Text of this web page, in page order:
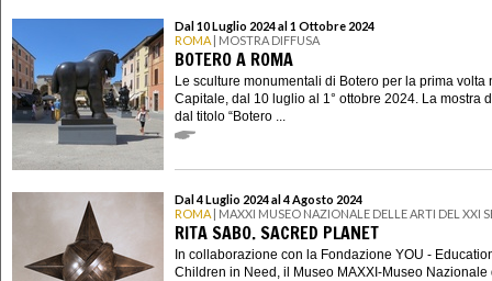
Dal 10 Luglio 2024 al 1 Ottobre 2024
ROMA | MOSTRA DIFFUSA
BOTERO A ROMA
Le sculture monumentali di Botero per la prima volta
Capitale, dal 10 luglio al 1° ottobre 2024. La mostra
dal titolo “Botero ...
Dal 4 Luglio 2024 al 4 Agosto 2024
ROMA | MAXXI MUSEO NAZIONALE DELLE ARTI DEL XXI
RITA SABO. SACRED PLANET
In collaborazione con la Fondazione YOU -
Children in Need, il Museo MAXXI-Museo Nazionale